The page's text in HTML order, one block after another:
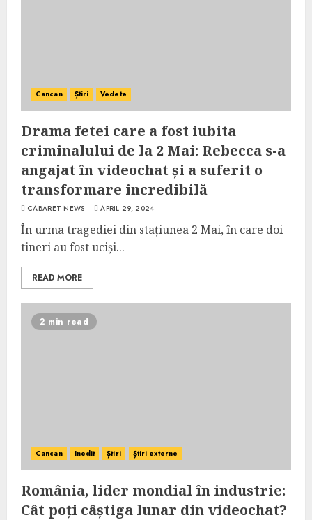
Cancan Știri Vedete
Drama fetei care a fost iubita
criminalului de la 2 Mai: Rebecca s-a
angajat în videochat și a suferit o
transformare incredibilă
CABARET NEWS APRIL 29, 2024
În urma tragediei din stațiunea 2 Mai, în care doi
tineri au fost uciși...
READ MORE
2 min read
Cancan Inedit Știri Știri externe
România, lider mondial în industrie:
Cât poți câștiga lunar din videochat?